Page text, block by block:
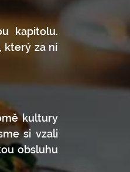
kapitolu.
který za ní
kultury
si vzali
obsluhu